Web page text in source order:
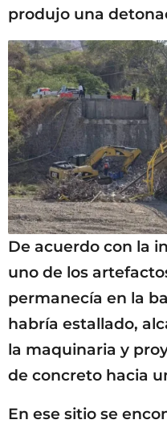
produjo una
De acuerdo con la
uno de los
permanecía en la
habría estallado,
la maquinaria y
de concreto hacia
En ese sitio se